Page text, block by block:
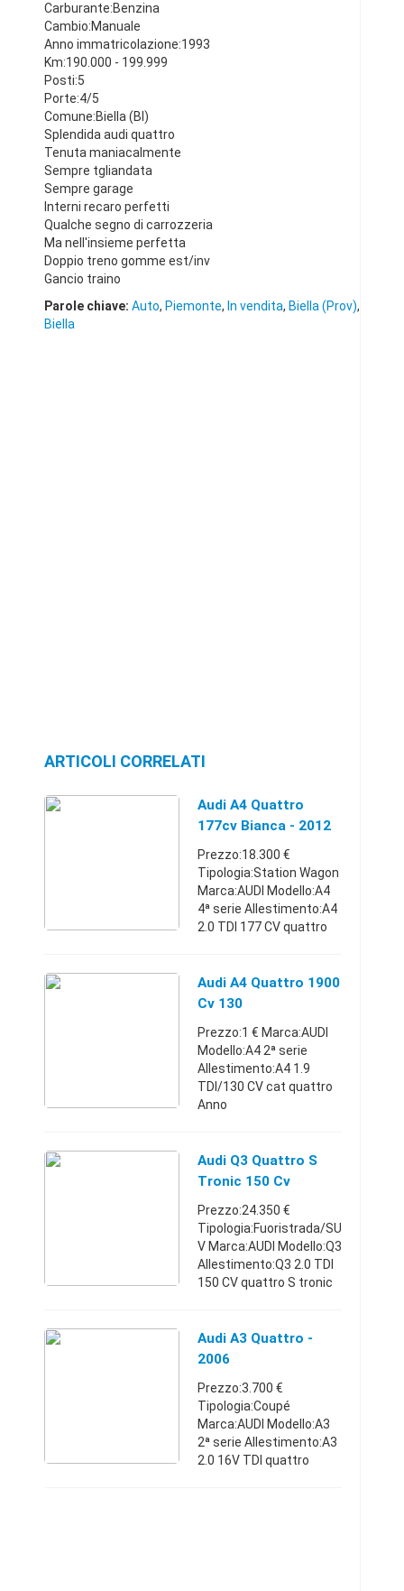
Carburante:Benzina
Cambio:Manuale
Anno immatricolazione:1993
Km:190.000 - 199.999
Posti:5
Porte:4/5
Comune:Biella (BI)
Splendida audi quattro
Tenuta maniacalmente
Sempre tgliandata
Sempre garage
Interni recaro perfetti
Qualche segno di carrozzeria
Ma nell'insieme perfetta
Doppio treno gomme est/inv
Gancio traino
Parole chiave: Auto, Piemonte, In vendita, Biella (Prov),
Biella
ARTICOLI CORRELATI
Audi A4 Quattro
177cv Bianca - 2012
Prezzo:18.300 €
Tipologia:Station Wagon
Marca:AUDI Modello:A4
4ª serie Allestimento:A4
2.0 TDI 177 CV quattro
immatricolazione:2012
Km:120.000 - 129.999
Audi A4 Quattro 1900
Cv 130
Prezzo:1 € Marca:AUDI
Modello:A4 2ª serie
Allestimento:A4 1.9
TDI/130 CV cat quattro
Anno
Comune:Catania (CT)
Audi A4 Quattro Gangio
...
Audi Q3 Quattro S
Tronic 150 Cv
Business
Prezzo:24.350 €
Tipologia:Fuoristrada/SU
V Marca:AUDI Modello:Q3
Allestimento:Q3 2.0 TDI
150 CV quattro S tronic
Cambio:Automatico
Anno
Km:65.000 - 69.9 ...
Audi A3 Quattro -
2006
Prezzo:3.700 €
Tipologia:Coupé
Marca:AUDI Modello:A3
2ª serie Allestimento:A3
2.0 16V TDI quattro